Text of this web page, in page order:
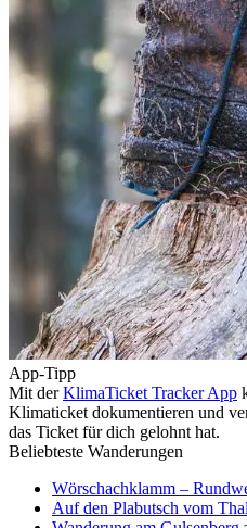
App-Tipp
Mit derKlimaTicket Tracker App
Klimaticket dokumentieren und
das Ticket für dich gelohnt hat.
Beliebteste Wanderungen
Wörschachklamm –
Auf den Plabutsch vom